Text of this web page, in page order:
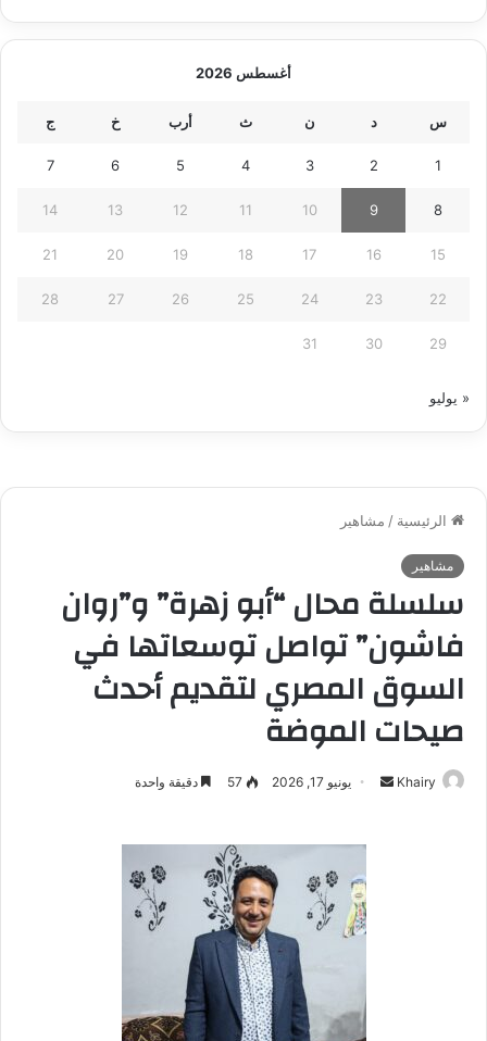
أغسطس 2026
س د ن ث أرب خ ج
1
2
3
4
5
6
7
8
9
10
11
12
13
14
15
16
17
18
19
20
21
22
23
24
25
26
27
28
29
30
31
« يوليو